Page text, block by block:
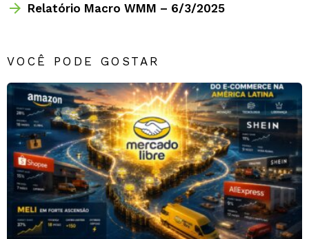
Relatório Macro WMM – 6/3/2025
VOCÊ PODE GOSTAR